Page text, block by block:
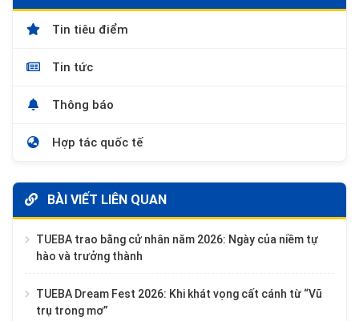
Tin tiêu điểm
Tin tức
Thông báo
Hợp tác quốc tế
BÀI VIẾT LIÊN QUAN
TUEBA trao bằng cử nhân năm 2026: Ngày của niềm tự
hào và trưởng thành
TUEBA Dream Fest 2026: Khi khát vọng cất cánh từ “Vũ
trụ trong mơ”